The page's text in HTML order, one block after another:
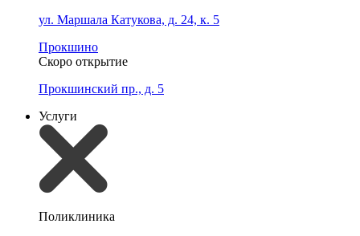
ул. Маршала Катукова, д. 24, к. 5
Прокшино
Скоро открытие
Прокшинский пр., д. 5
Услуги
Поликлиника